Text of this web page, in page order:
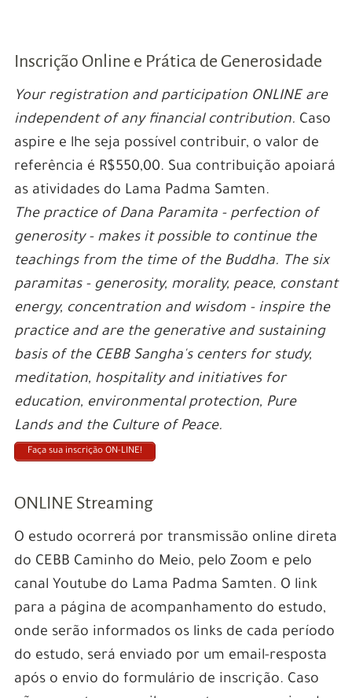
Inscrição Online e Prática de Generosidade
Your registration and participation ONLINE are
independent of any financial contribution. Caso
aspire e lhe seja possível contribuir, o valor de
referência é R$550,00. Sua contribuição apoiará
as atividades do Lama Padma Samten.
The practice of Dana Paramita - perfection of
generosity - makes it possible to continue the
teachings from the time of the Buddha. The six
paramitas - generosity, morality, peace, constant
energy, concentration and wisdom - inspire the
practice and are the generative and sustaining
basis of the CEBB Sangha's centers for study,
meditation, hospitality and initiatives for
education, environmental protection, Pure
Lands and the Culture of Peace.
Faça sua inscrição ON-LINE!
ONLINE Streaming
O estudo ocorrerá por transmissão online direta
do CEBB Caminho do Meio, pelo Zoom e pelo
canal Youtube do Lama Padma Samten. O link
para a página de acompanhamento do estudo,
onde serão informados os links de cada período
do estudo, será enviado por um email-resposta
após o envio do formulário de inscrição. Caso